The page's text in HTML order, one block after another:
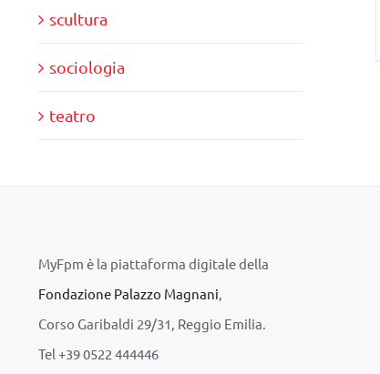
scultura
sociologia
teatro
MyFpm è la piattaforma digitale della
Fondazione Palazzo Magnani
Corso Garibaldi 29/31, Reggio Emilia.
Tel +39 0522 444446